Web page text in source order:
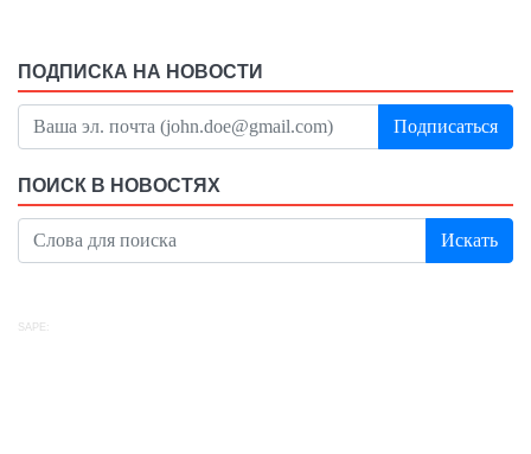
ПОДПИСКА НА НОВОСТИ
Подписаться
ПОИСК В НОВОСТЯХ
Искать
SAPE: